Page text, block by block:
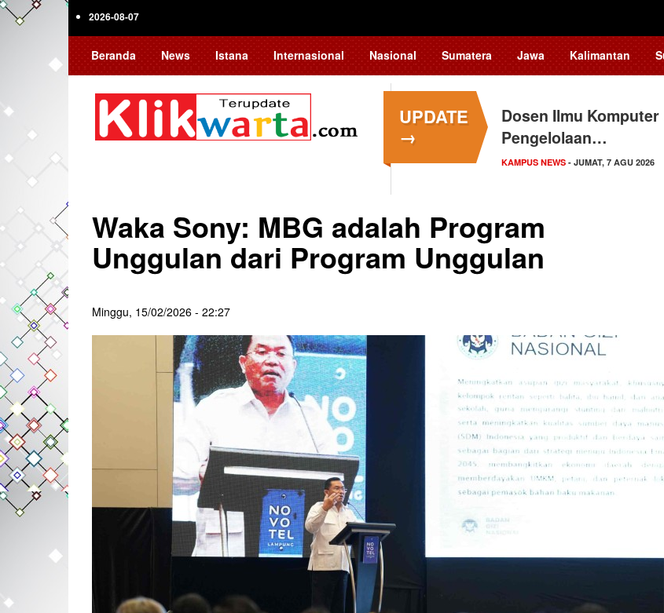
Skip
2026-08-07
Beranda News Istana Internasional Nasional Sumatera Jawa Kalimantan
UPDATE
→
Dosen Ilmu
Pengelolaan…
KAMPUS NEWS - JUMAT, 7 AGU 2026
Waka Sony: MBG adalah Program
Unggulan dari Program Unggulan
Minggu, 15/02/2026 - 22:27